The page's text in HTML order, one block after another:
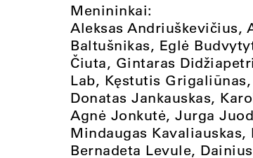
Menininkai:
Aleksas Andriuškevičius,
Baltušnikas, Eglė
Čiuta, Gintaras
Lab, Kęstutis
Donatas Jankauskas,
Agnė Jonkutė, Jurga
Mindaugas
Bernadeta Levule,